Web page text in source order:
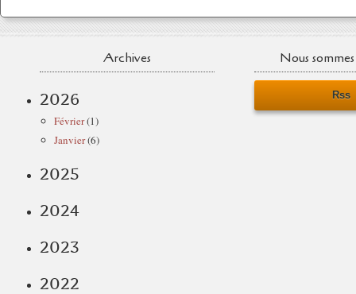
Archives
2026
Février(1)
Janvier(6)
2025
2024
2023
2022
Nous
Rss